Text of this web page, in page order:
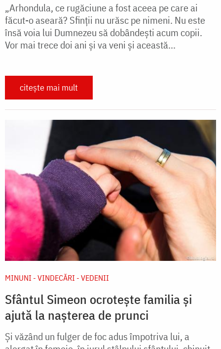
„Arhondula, ce rugăciune a fost aceea pe care ai
făcut-o aseară? Sfinții nu urăsc pe nimeni. Nu este
însă voia lui Dumnezeu să dobândești acum copii.
Vor mai trece doi ani și va veni și această...
citește mai mult
MINUNI - VINDECĂRI - VEDENII
Sfântul Simeon ocrotește familia și
ajută la nașterea de prunci
Și văzând un fulger de foc adus împotriva lui, a